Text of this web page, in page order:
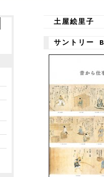
土屋絵里子
サントリー